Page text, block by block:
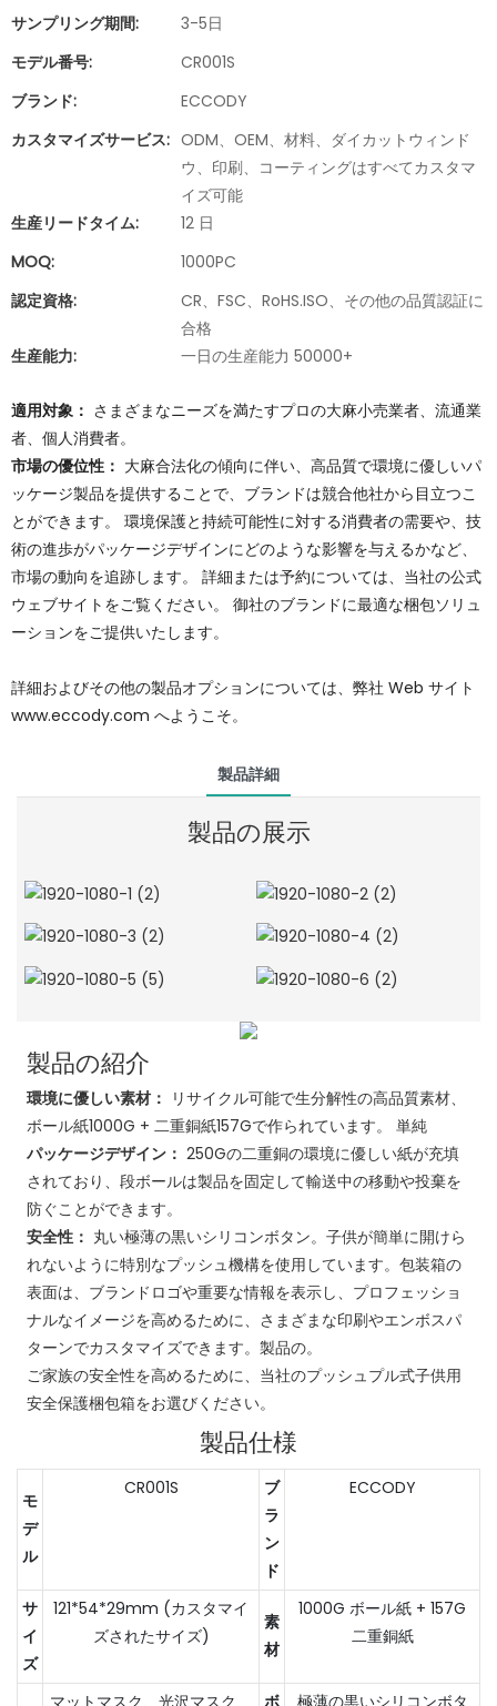
適用対象： さまざまなニーズを満たすプロの大麻小売業者、流通業
者、個人消費者。
市場の優位性： 大麻合法化の傾向に伴い、高品質で環境に優しいパ
ッケージ製品を提供することで、ブランドは競合他社から目立つこ
とができます。 環境保護と持続可能性に対する消費者の需要や、技
術の進歩がパッケージデザインにどのような影響を与えるかなど、
市場の動向を追跡します。 詳細または予約については、当社の公式
ウェブサイトをご覧ください。 御社のブランドに最適な梱包ソリュ
ーションをご提供いたします。
詳細およびその他の製品オプションについては、弊社 Web サイト
www.eccody.com へようこそ。
サンプリング期間:
3-5日
モデル番号:
CR001S
ブランド:
ECCODY
カスタマイズサービス: ODM、OEM、材料、ダイカットウィンド
ウ、印刷、コーティングはすべてカスタマ
イズ可能
生産リードタイム:
12 日
MOQ:
1000PC
認定資格:
CR、FSC、RoHS.ISO、その他の品質認証に
合格
生産能力:
一日の生産能力 50000+
製品詳細
製品の展示
製品の紹介
環境に優しい素材： リサイクル可能で生分解性の高品質素材、
ボール紙1000G + 二重銅紙157Gで作られています。 単純
パッケージデザイン： 250Gの二重銅の環境に優しい紙が充填
されており、段ボールは製品を固定して輸送中の移動や投棄を
防ぐことができます。
安全性： 丸い極薄の黒いシリコンボタン。子供が簡単に開けら
れないように特別なプッシュ機構を使用しています。包装箱の
表面は、ブランドロゴや重要な情報を表示し、プロフェッショ
ナルなイメージを高めるために、さまざまな印刷やエンボスパ
ターンでカスタマイズできます。製品の。
ご家族の安全性を高めるために、当社のプッシュプル式子供用
安全保護梱包箱をお選びください。
製品仕様
モ
デ
ル
CR001S
ブ
ラ
ン
ド
ECCODY
サ
イ
ズ
121*54*29mm (カスタマイ
ズされたサイズ)
素
材
1000G ボール紙 + 157G
二重銅紙
マットマスク、光沢マスク、 ボ 極薄の黒いシリコンボタ